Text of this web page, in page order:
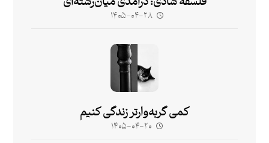
۱۴۰۵-۰۴-۲۸
کمی گربه‌وارتر زندگی کنیم
۱۴۰۵-۰۴-۲۰